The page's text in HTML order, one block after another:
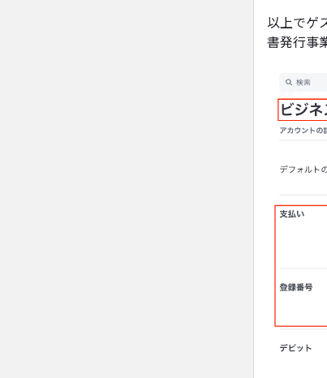
以上でゲ
書発行事